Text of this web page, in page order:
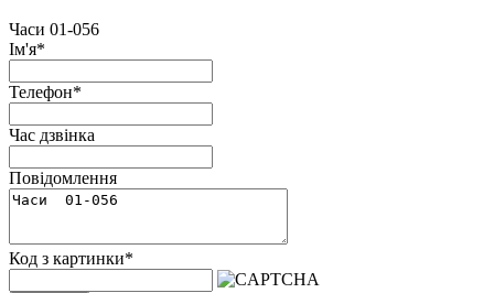
Часи 01-056
Ім'я*
Телефон*
Час дзвінка
Повідомлення
Код з картинки*